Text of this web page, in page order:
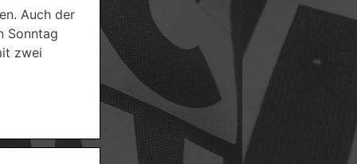
Auch der
Sonntag
zwei